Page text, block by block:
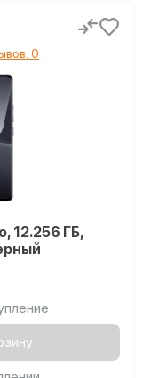
0
12.256 ГБ,